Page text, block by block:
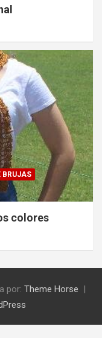
BRUJAS
colores
por: Theme Horse